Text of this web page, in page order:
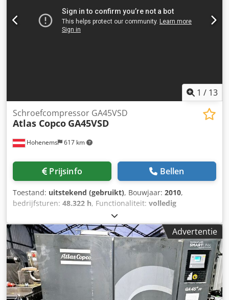
1 / 13
Hohenems 617 km
Schroefcompressor GA45VSD
Atlas Copco GA45VSD
Prijsinfo Bellen
Toestand: uitstekend (gebruikt), Bouwjaar: 2010,
bedrijfsturen: 48.322 h, Functionaliteit: volledig
, Schroefcompressor Atlas Copco GA45VSD
Geïntegreerde omvormer 45 kW 13 bar 8,60 m3/min
Bouwjaar: 2010 Dsdpfxsypm D Ho Ag Tekr Bedrijfsuren:
48.322
Advertentie